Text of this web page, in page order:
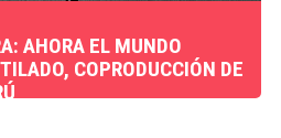
AHORA EL MUNDO
COPRODUCCIÓN DE